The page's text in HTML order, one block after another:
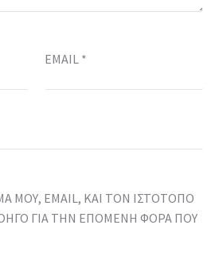
EMAIL *
ΜΟΥ, EMAIL, ΚΑΙ ΤΟΝ ΙΣΤΌΤΟΠΟ
ΓΙΑ ΤΗΝ ΕΠΌΜΕΝΗ ΦΟΡΆ ΠΟΥ